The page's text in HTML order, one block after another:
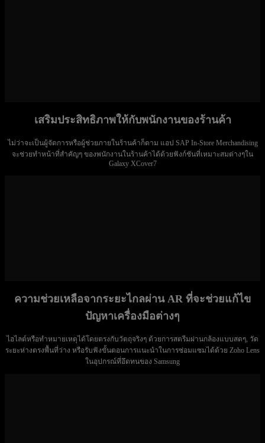
เสริมประสิทธิภาพให้กับพนักงานของร้านค้า
ไม่ว่าจะเป็นผู้จัดการหรือผู้ช่วยภายในร้านค้าก็ตาม แอป SAP In-Store Merchandising
จะช่วยทำหน้าที่สำคัญๆ ของพนักงานในร้านค้าได้ด้วยฟังก์ชันที่เหมาะสมต่างๆใน
Galaxy XCover7
ความช่วยเหลือจากระยะไกลผ่าน AR ที่จะช่วยแก้ไข
ปัญหาเครื่องมือต่างๆ
ไฮไลต์หรือทำหมายเหตุได้โดยตรงกับวัตถุจริงๆ ด้วยการสตรีมผ่านกล้องแบบสดๆ, วัด
ระยะห่างตรงพื้นที่ว่าง หรือรับฟังขั้นตอนการแนะนำในการซ่อมแซมได้ด้วย Zoho Lens
ในอุปกรณ์ที่อึดทนของ Samsung